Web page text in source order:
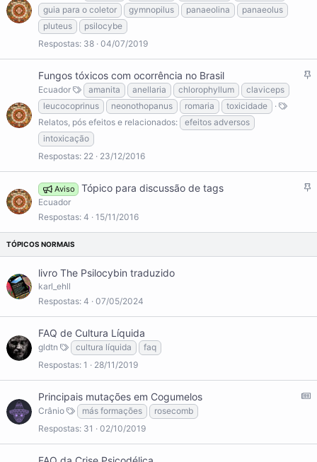
guia para o coletor
gymnopilus panaeolina
panaeolus
pluteus
psilocybe
Respostas 38 04/07/2019
F
Fungos tóxicos com ocorrência no Brasil
Ecuador amanita anellaria chlorophyllum
claviceps
leucocoprinus
neonothopanus romaria
toxicidade
Relatos, pós efeitos e relacionados
efeitos adversos
intoxicação
Respostas 22 23/12/2016
F
Aviso Tópico para discussão de tags
Ecuador
Respostas 4 15/11/2016
livro The Psilocybin traduzido
karl_ehll
Respostas 4 07/05/2024
FAQ de Cultura Líquida
gldtn cultura líquida
faq
Respostas 1 28/11/2019
A
Principais mutações em Cogumelos
Crânio más formações
rosecomb
Respostas 31 02/10/2019